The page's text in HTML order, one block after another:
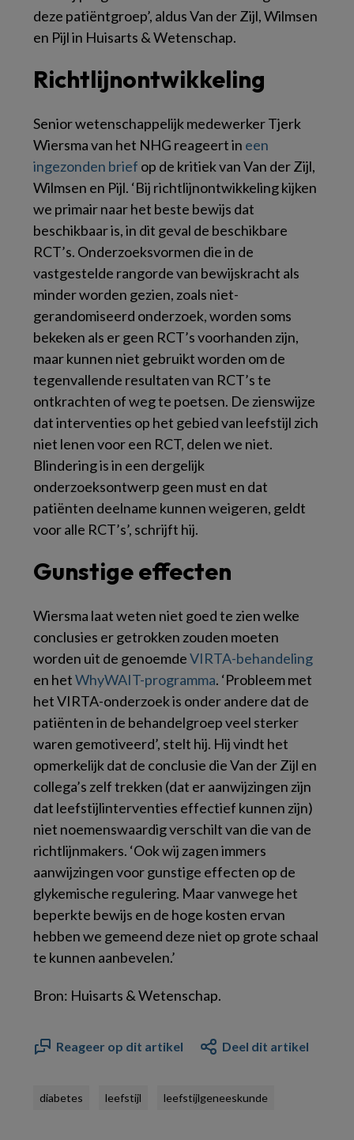
deze patiëntgroep’, aldus Van der Zijl, Wilmsen
en Pijl in Huisarts & Wetenschap.
Richtlijnontwikkeling
Senior wetenschappelijk medewerker Tjerk
Wiersma van het NHG reageert in een
ingezonden brief op de kritiek van Van der Zijl,
Wilmsen en Pijl. ‘Bij richtlijnontwikkeling kijken
we primair naar het beste bewijs dat
beschikbaar is, in dit geval de beschikbare
RCT’s. Onderzoeksvormen die in de
vastgestelde rangorde van bewijskracht als
minder worden gezien, zoals niet-
gerandomiseerd onderzoek, worden soms
bekeken als er geen RCT’s voorhanden zijn,
maar kunnen niet gebruikt worden om de
tegenvallende resultaten van RCT’s te
ontkrachten of weg te poetsen. De zienswijze
dat interventies op het gebied van leefstijl zich
niet lenen voor een RCT, delen we niet.
Blindering is in een dergelijk
onderzoeksontwerp geen must en dat
patiënten deelname kunnen weigeren, geldt
voor alle RCT’s’, schrijft hij.
Gunstige effecten
Wiersma laat weten niet goed te zien welke
conclusies er getrokken zouden moeten
worden uit de genoemdeVIRTA-behandeling
en hetWhyWAIT-programma. ‘Probleem met
het VIRTA-onderzoek is onder andere dat de
patiënten in de behandelgroep veel sterker
waren gemotiveerd’, stelt hij. Hij vindt het
opmerkelijk dat de conclusie die Van der Zijl en
collega’s zelf trekken (dat er aanwijzingen zijn
dat leefstijlinterventies effectief kunnen zijn)
niet noemenswaardig verschilt van die van de
richtlijnmakers. ‘Ook wij zagen immers
aanwijzingen voor gunstige effecten op de
glykemische regulering. Maar vanwege het
beperkte bewijs en de hoge kosten ervan
hebben we gemeend deze niet op grote schaal
te kunnen aanbevelen.’
Bron: Huisarts & Wetenschap.
Reageer op dit artikel Deel dit artikel
diabetes leefstijl leefstijlgeneeskunde